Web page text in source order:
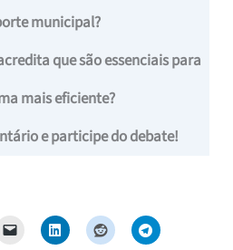
municipal?
que são essenciais para
mais eficiente?
e participe do debate!